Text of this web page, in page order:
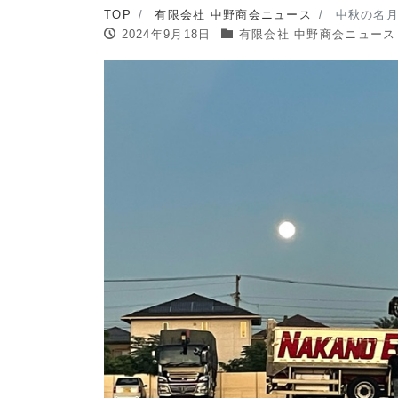
TOP 有限会社 中野商会ニュース
中秋の名
2024年9月18日
有限会社 中野商会ニュース